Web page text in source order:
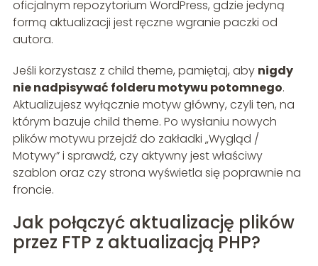
oficjalnym repozytorium WordPress, gdzie jedyną
formą aktualizacji jest ręczne wgranie paczki od
autora.
Jeśli korzystasz z child theme, pamiętaj, aby nigdy
nie nadpisywać folderu motywu potomnego.
Aktualizujesz wyłącznie motyw główny, czyli ten, na
którym bazuje child theme. Po wysłaniu nowych
plików motywu przejdź do zakładki „Wygląd /
Motywy” i sprawdź, czy aktywny jest właściwy
szablon oraz czy strona wyświetla się poprawnie na
froncie.
Jak połączyć aktualizację plików
przez FTP z aktualizacją PHP?